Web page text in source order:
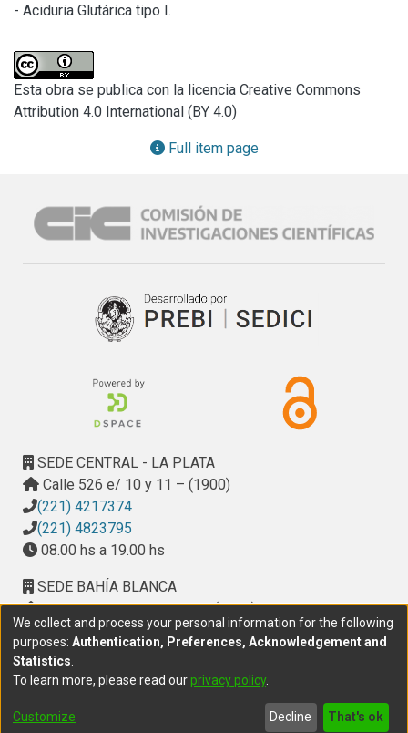
- Aciduria Glutárica tipo I.
Esta obra se publica con la licencia Creative Commons
Attribution 4.0 International (BY 4.0)
Full item page
SEDE CENTRAL - LA PLATA
Calle 526 e/ 10 y 11 – (1900)
(221) 4217374
(221) 4823795
08.00 hs a 19.00 hs
SEDE BAHÍA BLANCA
Calle Ciudad de Cali 320 – (8000). Universidad
Provincial del Sudoeste (UPSO)
(291) 459 2550, interno 147
10.00 h a 14.00 h
We collect and process your personal information for the following
purposes: Authentication, Preferences, Acknowledgement and
Statistics
To learn more, please read ourprivacy policy.
Customize Decline That's ok